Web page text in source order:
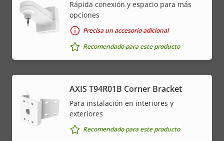
Rápida conexión y espacio para más
opciones
Precisa un accesorio adicional
Recomendado para este producto
AXIS T94R01B Corner Bracket
Para instalación en interiores y
exteriores
Recomendado para este producto